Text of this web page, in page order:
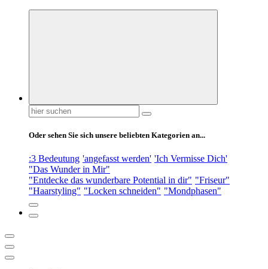
Suchen
nach:
Oder sehen Sie sich unsere beliebten Kategorien an...
:3 Bedeutung 'angefasst werden' 'Ich Vermisse Dich'
"Das Wunder in Mir"
"Entdecke das wunderbare Potential in dir" "Friseur"
"Haarstyling" "Locken schneiden" "Mondphasen"